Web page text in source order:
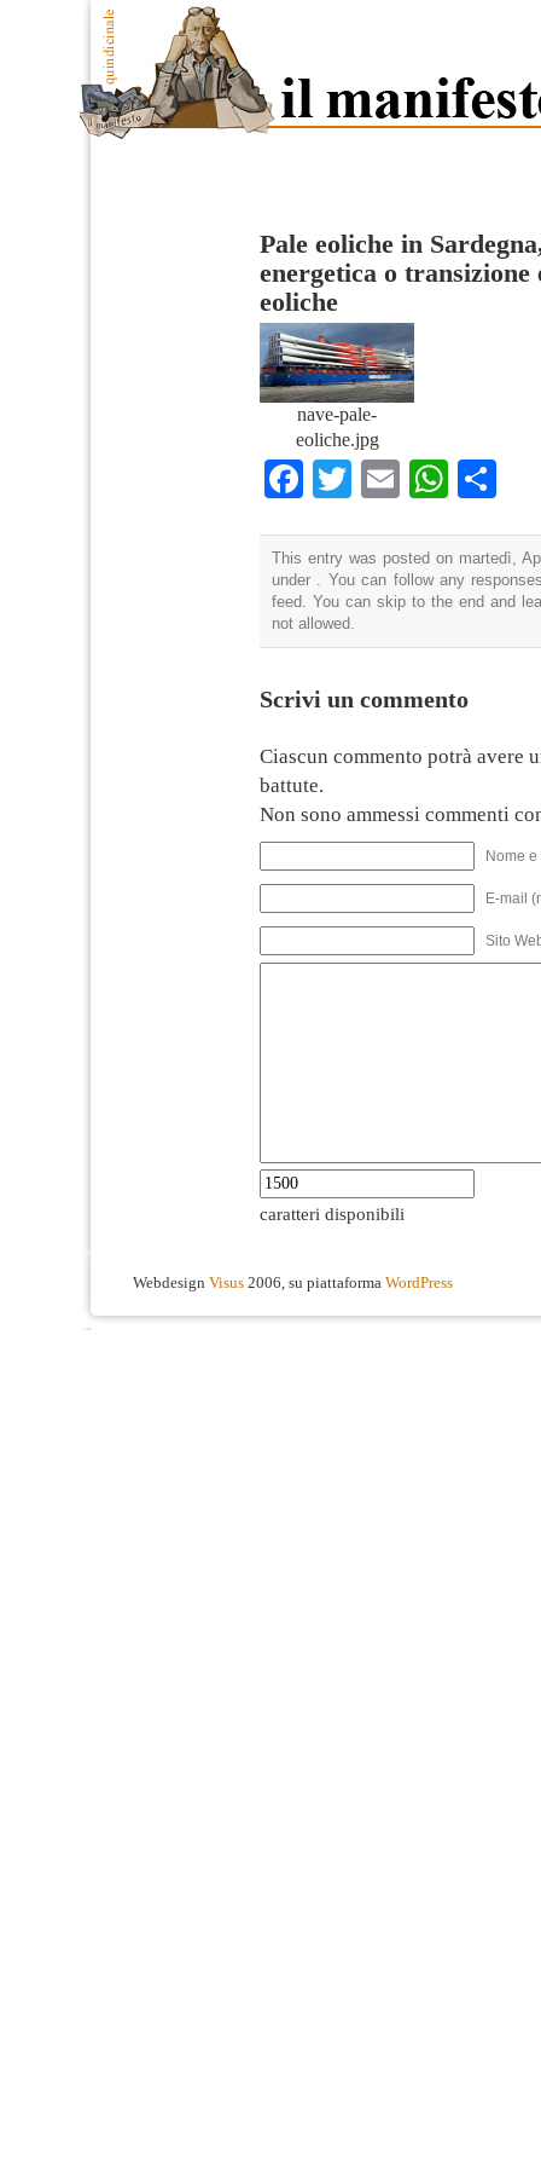
Pale eoliche in
energetica o transizione
eoliche
nave-pale-
eoliche.jpg
Facebook
TwitterEmail
This entry was posted on martedì,
under . You can follow any
feed. You can skip to the end and
not allowed.
Scrivi un commento
Ciascun commento potrà avere
battute.
Non sono ammessi commenti
Nome
E-mail
Sito
caratteri disponibili
Webdesign Visus 2006, su piattaforma WordPress